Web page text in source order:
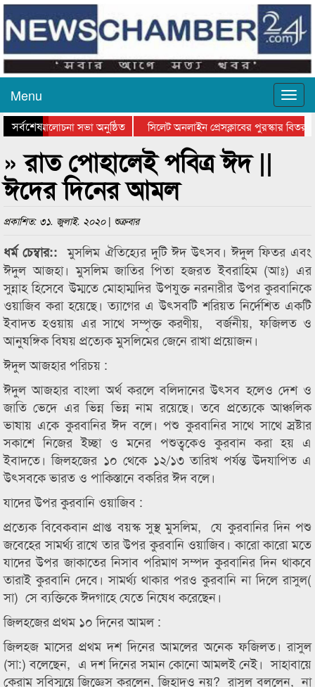
Menu
সর্বশেষআলোচনা সভা অনুষ্ঠিত
সিলেট অনলাইন প্রেসক্লাবের পুরস্কার
কানাইঘাটের কিশোর আহাদের খুনি সায়েমের
» রাত পোহালেই পবিত্র ঈদ ||
ঈদের দিনের আমল
প্রকাশিত: ৩১. জুলাই. ২০২০ | শুক্রবার
ধর্ম চেম্বার::মুসলিম ঐতিহ্যের দুটি ঈদ উৎসব। ঈদুল ফিতর এবং
ঈদুল আজহা। মুসলিম জাতির পিতা হজরত ইবরাহিম (আঃ) এর
সুন্নাহ হিসেবে উম্মতে মোহাম্মদির উপযুক্ত নরনারীর উপর কুরবানিকে
ওয়াজিব করা হয়েছে। ত্যাগের এ উৎসবটি শরিয়ত নির্দেশিত একটি
ইবাদত হওয়ায় এর সাথে সম্পৃক্ত করণীয়, বর্জনীয়, ফজিলত ও
আনুষঙ্গিক বিষয় প্রত্যেক মুসলিমের জেনে রাখা প্রয়োজন।
ঈদুল আজহার পরিচয় :
ঈদুল আজহার বাংলা অর্থ করলে বলিদানের উৎসব হলেও দেশ ও
জাতি ভেদে এর ভিন্ন ভিন্ন নাম রয়েছে। তবে প্রত্যেকে আঞ্চলিক
ভাষায় একে কুরবানির ঈদ বলে। পশু কুরবানির সাথে সাথে স্রষ্টার
সকাশে নিজের ইচ্ছা ও মনের পশুত্বকেও কুরবান করা হয় এ
ইবাদতে। জিলহজের ১০ থেকে ১২/১৩ তারিখ পর্যন্ত উদযাপিত এ
উৎসবকে ভারত ও পাকিস্তানে বকরির ঈদ বলে।
যাদের উপর কুরবানি ওয়াজিব :
প্রত্যেক বিবেকবান প্রাপ্ত বয়স্ক সুস্থ মুসলিম, যে কুরবানির দিন পশু
জবেহের সামর্থ্য রাখে তার উপর কুরবানি ওয়াজিব। কারো কারো মতে
যাদের উপর জাকাতের নিসাব পরিমাণ সম্পদ কুরবানির দিন থাকবে
তারাই কুরবানি দেবে। সামর্থ্য থাকার পরও কুরবানি না দিলে রাসুল(
সা) সে ব্যক্তিকে ঈদগাহে যেতে নিষেধ করেছেন।
জিলহজের প্রথম ১০ দিনের আমল :
জিলহজ মাসের প্রথম দশ দিনের আমলের অনেক ফজিলত। রাসুল
(সা:) বলেছেন, এ দশ দিনের সমান কোনো আমলই নেই। সাহাবায়ে
কেরাম সবিস্ময়ে জিজ্ঞেস করলেন, জিহাদও নয়? রাসুল বললেন, না